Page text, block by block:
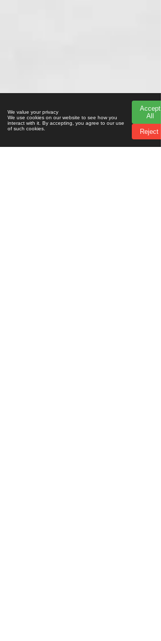
We value your privacy
We use cookies on our website to see how you
interact with it. By accepting, you agree to our use
of such cookies.
Accept
All
Reject
We value your privacy
We use cookies on our website to see how you
interact with it. By accepting, you agree to our use
of such cookies.
Accept
All
Reject